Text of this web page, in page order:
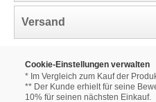
Versand
Cookie-Einstellungen verwalten
* Im Vergleich zum Kauf der
** Der Kunde erhielt für seine
10% für seinen nächsten Einkauf.